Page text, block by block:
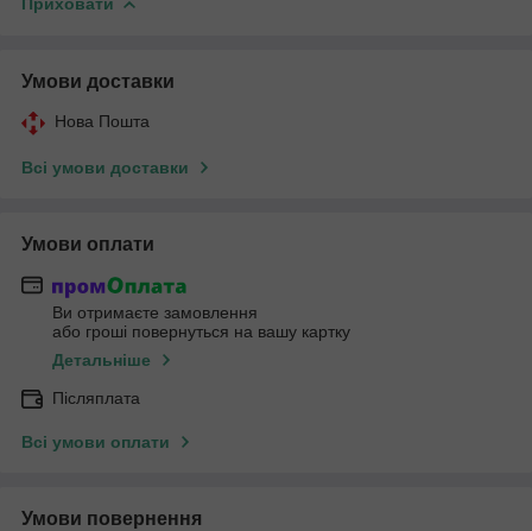
Умови доставки
Нова Пошта
Всі умови доставки
Умови оплати
Ви отримаєте замовлення
або гроші повернуться на вашу картку
Детальніше
Післяплата
Всі умови оплати
Умови повернення